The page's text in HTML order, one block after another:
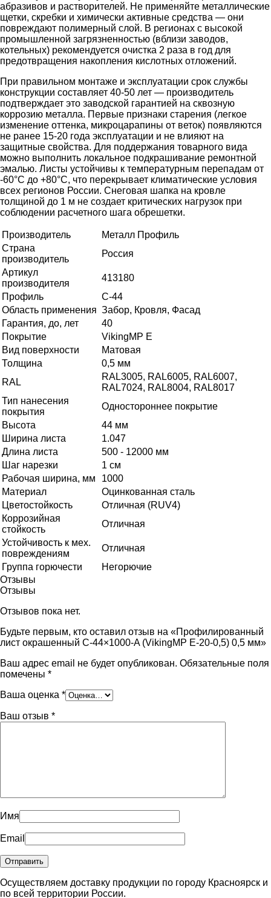
абразивов и растворителей. Не применяйте металлические
щетки, скребки и химически активные средства — они
повреждают полимерный слой. В регионах с высокой
промышленной загрязненностью (вблизи заводов,
котельных) рекомендуется очистка 2 раза в год для
предотвращения накопления кислотных отложений.
При правильном монтаже и эксплуатации срок службы
конструкции составляет 40-50 лет — производитель
подтверждает это заводской гарантией на сквозную
коррозию металла. Первые признаки старения (легкое
изменение оттенка, микроцарапины от веток) появляются
не ранее 15-20 года эксплуатации и не влияют на
защитные свойства. Для поддержания товарного вида
можно выполнить локальное подкрашивание ремонтной
эмалью. Листы устойчивы к температурным перепадам от
-60°C до +80°C, что перекрывает климатические условия
всех регионов России. Снеговая шапка на кровле
толщиной до 1 м не создает критических нагрузок при
соблюдении расчетного шага обрешетки.
Производитель
Металл Профиль
Страна
производитель
Россия
Артикул
производителя
413180
Профиль
С-44
Область применения Забор, Кровля, Фасад
Гарантия, до, лет
40
Покрытие
VikingMP E
Вид поверхности
Матовая
Толщина
0,5 мм
RAL
RAL3005, RAL6005, RAL6007,
RAL7024, RAL8004, RAL8017
Тип нанесения
покрытия
Одностороннее покрытие
Высота
44 мм
Ширина листа
1.047
Длина листа
500 - 12000 мм
Шаг нарезки
1 см
Рабочая ширина, мм
1000
Материал
Оцинкованная сталь
Цветостойкость
Отличная (RUV4)
Коррозийная
стойкость
Отличная
Устойчивость к мех.
повреждениям
Отличная
Группа горючести
Негорючие
Отзывы
Отзывы
Отзывов пока нет.
Будьте первым, кто оставил отзыв на «Профилированный
лист окрашенный С-44×1000-A (VikingMP E-20-0,5) 0,5 мм»
Ваш адрес email не будет опубликован. Обязательные поля
помечены *
Ваша оценка *
Ваш отзыв *
Имя
Email
Осуществляем доставку продукции по городу Красноярск и
по всей территории России.